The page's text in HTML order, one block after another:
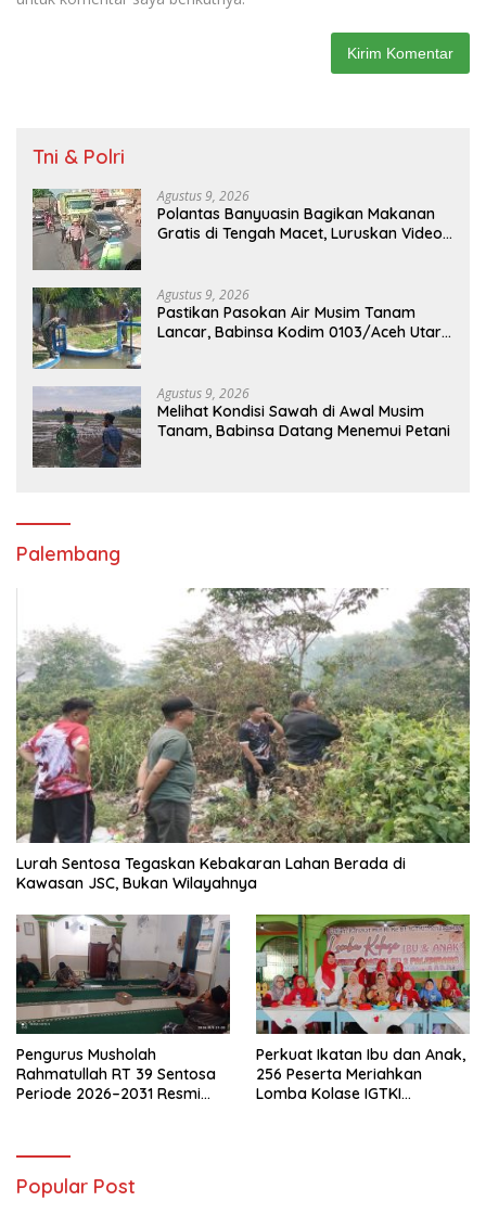
Tni & Polri
Agustus 9, 2026
Polantas Banyuasin Bagikan Makanan
Gratis di Tengah Macet, Luruskan Video
Agustus 9, 2026
Pastikan Pasokan Air Musim Tanam
Lancar, Babinsa Kodim 0103/Aceh Utara
Agustus 9, 2026
Melihat Kondisi Sawah di Awal Musim
Tanam, Babinsa Datang Menemui Petani
Palembang
Lurah Sentosa Tegaskan Kebakaran Lahan Berada di
Kawasan JSC, Bukan Wilayahnya
Pengurus Musholah
Rahmatullah RT 39 Sentosa
Periode 2026–2031 Resmi
Perkuat Ikatan Ibu dan Anak,
256 Peserta Meriahkan
Lomba Kolase IGTKI
Popular Post